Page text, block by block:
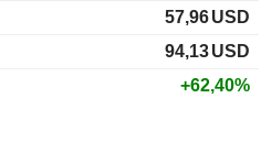
57,96USD
94,13USD
+62,40%